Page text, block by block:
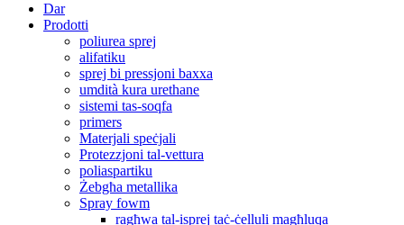
Dar
Prodotti
poliurea sprej
alifatiku
sprej bi pressjoni baxxa
umdità kura urethane
sistemi tas-soqfa
primers
Materjali speċjali
Protezzjoni tal-vettura
poliaspartiku
Żebgħa metallika
Spray fowm
ragħwa tal-isprej taċ-ċelluli magħluqa